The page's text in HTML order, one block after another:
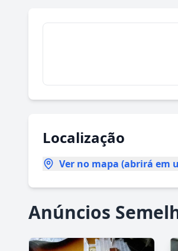
Localização
Ver no mapa (abrirá em
Anúncios